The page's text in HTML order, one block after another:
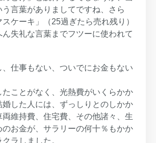
言葉がありましてですね、さら
ケーキ」（25過ぎたら売れ残り）
失礼な言葉までフツーに使われて
仕事もない、ついでにお金もない
ことがなく、光熱費がいくらかか
婚した人には、ずっしりとのしかか
両維持費、住宅費、その他諸々、生
お金が、サラリーの何十％もかか
ラしました。